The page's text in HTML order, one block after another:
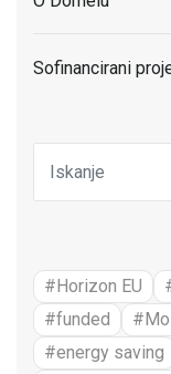
Sofinancirani
#Horizon EU
#funded
#energy saving